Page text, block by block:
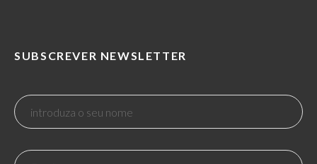
SUBSCREVER NEWSLETTER